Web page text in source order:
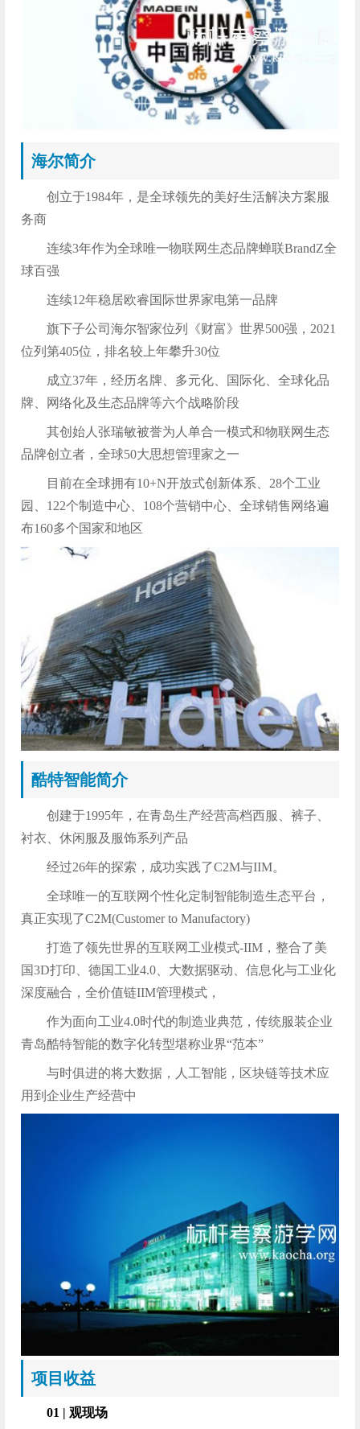
海尔简介
创立于1984年，是全球领先的美好生活解决方案服
务商
连续3年作为全球唯一物联网生态品牌蝉联BrandZ全
球百强
连续12年稳居欧睿国际世界家电第一品牌
旗下子公司海尔智家位列《财富》世界500强，2021
位列第405位，排名较上年攀升30位
成立37年，经历名牌、多元化、国际化、全球化品
牌、网络化及生态品牌等六个战略阶段
其创始人张瑞敏被誉为人单合一模式和物联网生态
品牌创立者，全球50大思想管理家之一
目前在全球拥有10+N开放式创新体系、28个工业
园、122个制造中心、108个营销中心、全球销售网络遍
布160多个国家和地区
酷特智能简介
创建于1995年，在青岛生产经营高档西服、裤子、
衬衣、休闲服及服饰系列产品
经过26年的探索，成功实践了C2M与IIM。
全球唯一的互联网个性化定制智能制造生态平台，
真正实现了C2M(Customer to Manufactory)
打造了领先世界的互联网工业模式-IIM，整合了美
国3D打印、德国工业4.0、大数据驱动、信息化与工业化
深度融合，全价值链IIM管理模式，
作为面向工业4.0时代的制造业典范，传统服装企业
青岛酷特智能的数字化转型堪称业界“范本”
与时俱进的将大数据，人工智能，区块链等技术应
用到企业生产经营中
项目收益
01 | 观现场